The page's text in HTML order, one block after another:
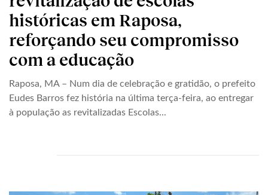
históricas em Raposa,
reforçando seu compromisso
com a educação
Raposa, MA – Num dia de celebração e gratidão, o prefeito
Eudes Barros fez história na última terça-feira, ao entregar
à população as revitalizadas Escolas...